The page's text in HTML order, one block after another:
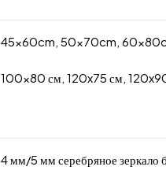
45x60cm, 50x70cm,
100x80 см, 120x75 см,
4 мм/5 мм серебряное зеркало